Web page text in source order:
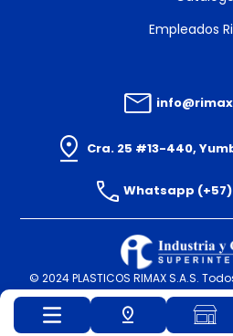
Empleados
Cra. 25 #13-440,
Whatsapp (+57)
© 2024 PLASTICOS RIMAX S.A.S.
Powered By